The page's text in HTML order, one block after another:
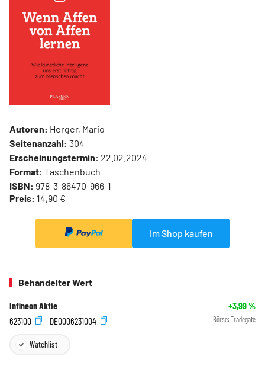
Autoren: Herger, Mario
Seitenanzahl: 304
Erscheinungstermin: 22.02.2024
Format: Taschenbuch
ISBN: 978-3-86470-966-1
Preis: 14,90 €
Im Shop kaufen
Behandelter Wert
Infineon Aktie +3,99%
623100
DE0006231004 Börse: Tradegate
Watchlist